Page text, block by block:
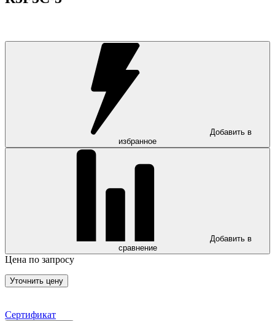
Добавить в
избранное
Добавить в
сравнение
Цена по запросу
Уточнить цену
Сертификат